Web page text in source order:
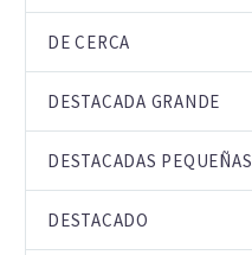
DE CERCA
DESTACADA GRANDE
DESTACADAS PEQUEÑAS
DESTACADO